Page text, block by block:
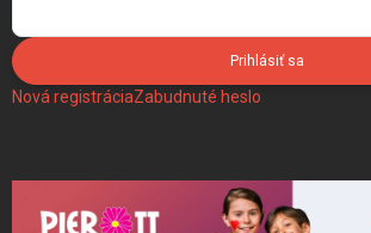
Prihlásiť sa
Nová registráciaZabudnuté heslo